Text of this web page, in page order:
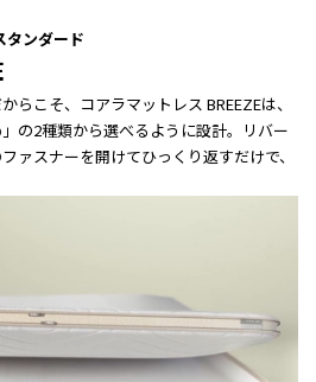
タンダード
らこそ、コアラマットレス BREEZEは、
の2種類から選べるように設計。リバー
ァスナーを開けてひっくり返すだけで、